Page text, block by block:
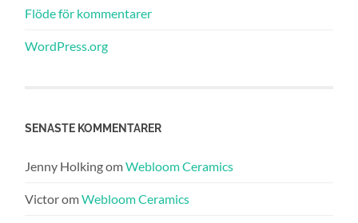
Flöde för kommentarer
WordPress.org
SENASTE KOMMENTARER
Jenny HolkingomWebloom Ceramics
VictoromWebloom Ceramics